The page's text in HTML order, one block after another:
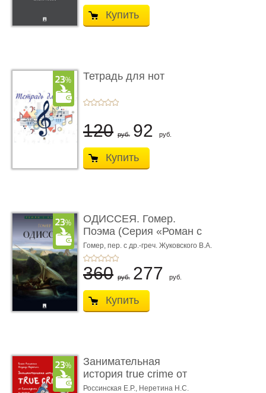
Купить
Тетрадь для нот
120 руб. 92 руб.
Купить
ОДИССЕЯ. Гомер.
Поэма (Серия «Роман с
книгой»)
Гомер, пер. с др.-греч. Жуковского В.А.
360 руб. 277 руб.
Купить
Занимательная
история true crime от
Гиппократа до � ...
Россинская Е.Р., Неретина Н.С.